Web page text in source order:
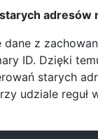
adresów
z
ID. Dzięki
starych
udziale reguł